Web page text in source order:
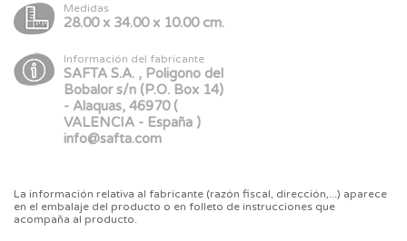
Medidas
28.00 x 34.00 x 10.00 cm.
Información del fabricante
SAFTA S.A. , Poligono del
Bobalor s/n (P.O. Box 14)
- Alaquas, 46970 (
VALENCIA - España )
info@safta.com
La información relativa al fabricante (razón fiscal, dirección,...) aparece
en el embalaje del producto o en folleto de instrucciones que
acompaña al producto.